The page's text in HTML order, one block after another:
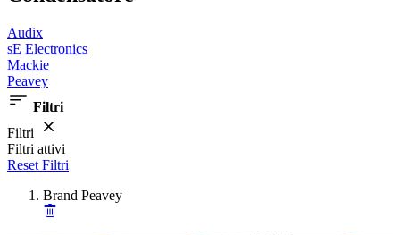
Audix
sE Electronics
Mackie
Peavey
Filtri
Filtri
Filtri attivi
Reset Filtri
Brand Peavey